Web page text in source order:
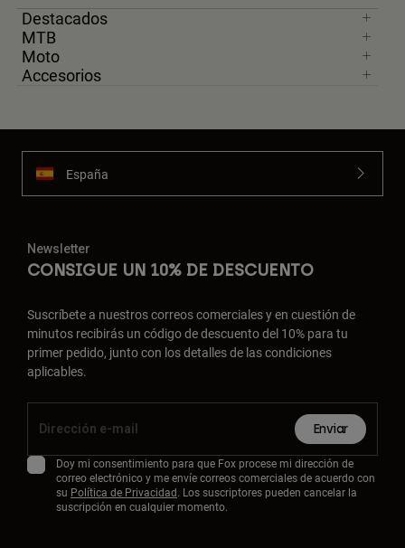
Destacados
MTB
Moto
Accesorios
España
Newsletter
CONSIGUE UN 10% DE DESCUENTO
Suscríbete a nuestros correos comerciales y en cuestión de
minutos recibirás un código de descuento del 10% para tu
primer pedido, junto con los detalles de las condiciones
aplicables.
Enviar
Doy mi consentimiento para que Fox procese mi dirección de
correo electrónico y me envíe correos comerciales de acuerdo con
su Política de Privacidad. Los suscriptores pueden cancelar la
suscripción en cualquier momento.